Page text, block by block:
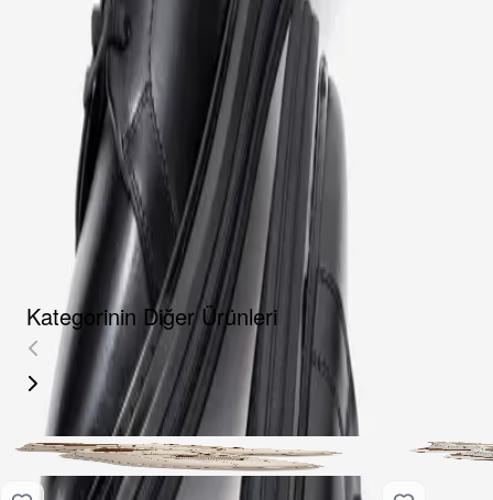
Fırsat Kombini Componenti Buraya Gelecek
ÜRÜN HAKKINDA
TAKSIT SEÇENEKLERI
YORUMLAR
AKSESUARLAR
Kategorinin Diğer Ürünleri